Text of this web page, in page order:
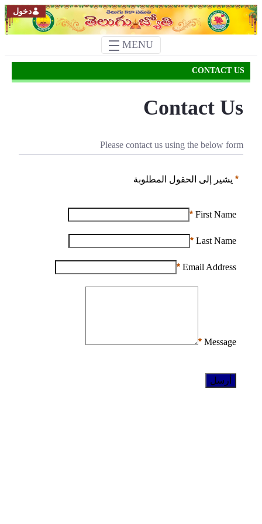
دخول
MENU
Contact Us
CONTACT US
Contact Us
Please contact us using the below form
يشير إلى الحقول المطلوبة
First Name
مطلوب
Last Name
مطلوب
Email Address
مطلوب
Message
أرسل